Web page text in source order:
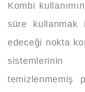
Kombi
süre kullanmak
edeceği nokta
temizlenmemiş